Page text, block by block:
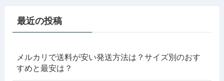
最近の投稿
メルカリで送料が安い発送方法は？サイズ別のおす
すめと最安は？